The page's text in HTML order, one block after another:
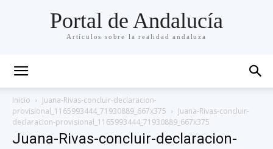
Portal de Andalucía
Artículos sobre la realidad andaluza
Inicio
Juana-Rivas-concluir-declaracion-
provisional_1165993444_71930889_667x375
Juana-Rivas-concluir-
declaracion-provisional_1165993444_71930889_667x375
Juana-Rivas-concluir-declaracion-